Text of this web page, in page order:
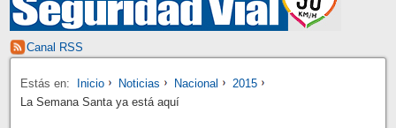
Canal RSS
Estás en: Inicio Noticias Nacional
2015
La Semana Santa ya está aquí